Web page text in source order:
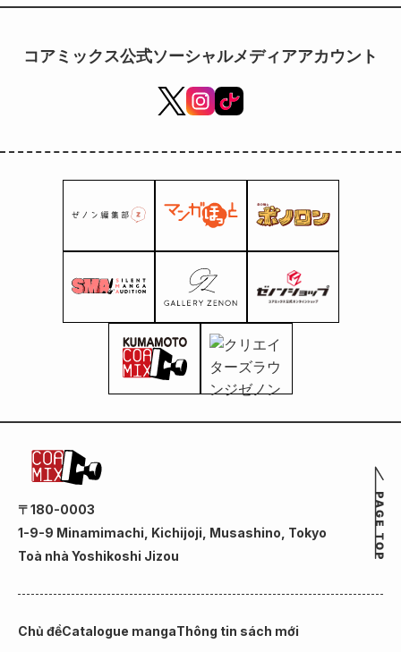
コアミックス公式ソーシャルメディアアカウント
〒180-0003
1-9-9 Minamimachi, Kichijoji, Musashino, Tokyo
Toà nhà Yoshikoshi Jizou
Chủ đềCatalogue mangaThông tin sách mới